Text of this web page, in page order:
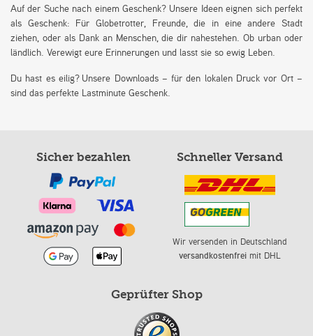
Auf der Suche nach einem Geschenk? Unsere Ideen eignen sich perfekt
als Geschenk: Für Globetrotter, Freunde, die in eine andere Stadt
ziehen, oder als Dank an Menschen, die dir nahestehen. Ob urban oder
ländlich. Verewigt eure Erinnerungen und lasst sie so ewig Leben.
Du hast es eilig? Unsere Downloads – für den lokalen Druck vor Ort –
sind das perfekte Lastminute Geschenk.
Sicher bezahlen Schneller Versand
Wir versenden in Deutschland
versandkostenfreimit DHL
Geprüfter Shop